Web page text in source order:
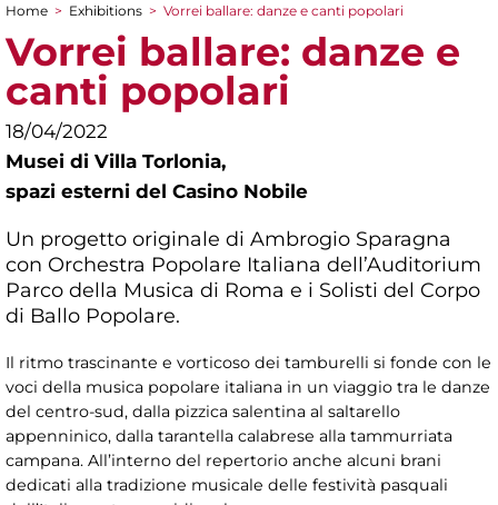
You are here
Home > Exhibitions > Vorrei ballare: danze e canti popolari
Vorrei ballare: danze e
canti popolari
18/04/2022
Musei di Villa Torlonia,
spazi esterni del Casino Nobile
Un progetto originale di Ambrogio Sparagna
con Orchestra Popolare Italiana dell’Auditorium
Parco della Musica di Roma e i Solisti del Corpo
di Ballo Popolare.
Il ritmo trascinante e vorticoso dei tamburelli si fonde con le
voci della musica popolare italiana in un viaggio tra le danze
del centro-sud, dalla pizzica salentina al saltarello
appenninico, dalla tarantella calabrese alla tammurriata
campana. All’interno del repertorio anche alcuni brani
dedicati alla tradizione musicale delle festività pasquali